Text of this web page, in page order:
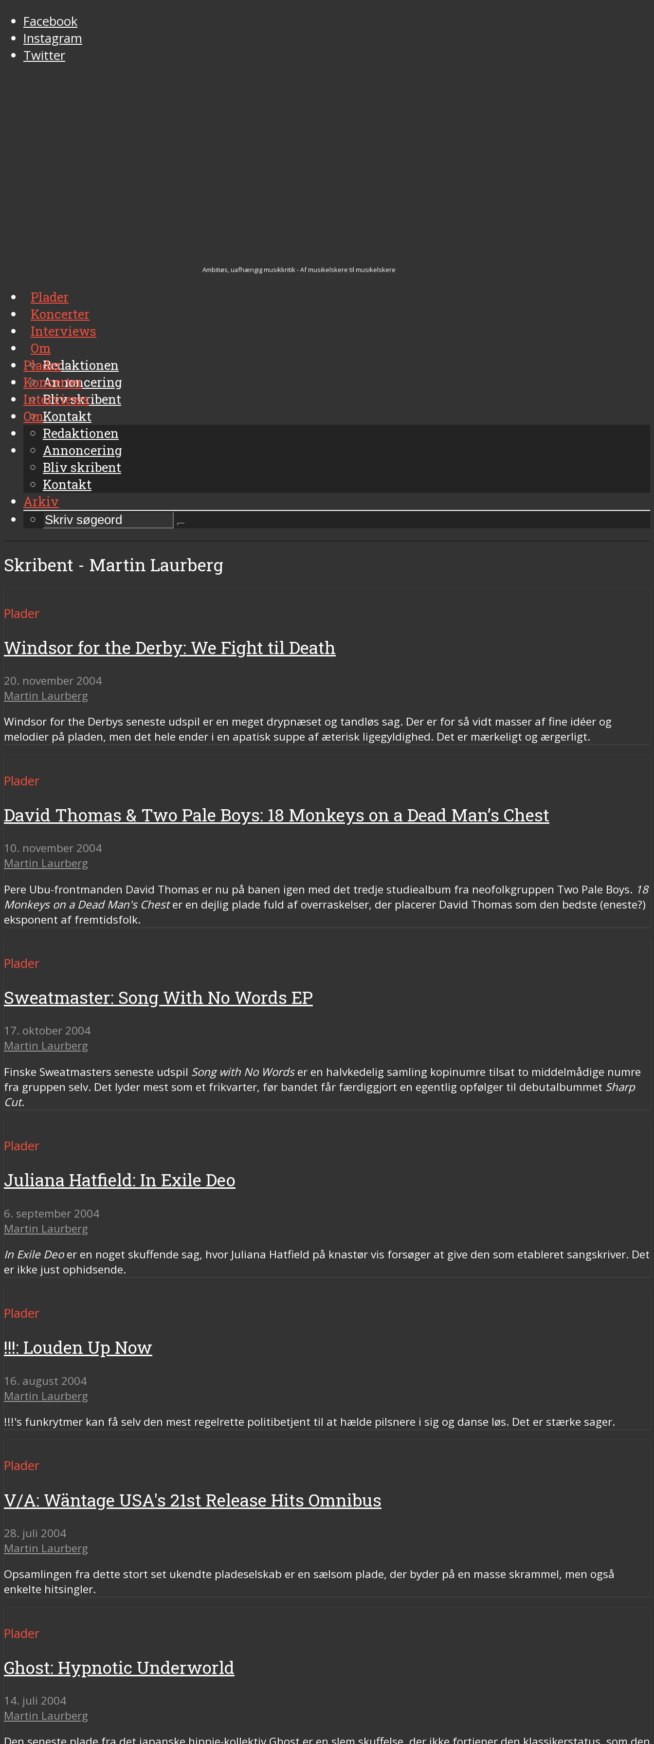
Facebook
Instagram
Twitter
Ambitiøs, uafhængig musikkritik - Af musikelskere til musikelskere
Plader
Koncerter
Interviews
Om
Redaktionen
Annoncering
Bliv skribent
Kontakt
Arkiv
Plader
Koncerter
Interviews
Om
Redaktionen
Annoncering
Bliv skribent
Kontakt
Arkiv
Skribent - Martin Laurberg
Plader
Windsor for the Derby: We Fight til Death
20. november 2004
Martin Laurberg
Windsor for the Derbys seneste udspil er en meget drypnæset og tandløs sag. Der er for så vidt masser af fine idéer og
melodier på pladen, men det hele ender i en apatisk suppe af æterisk ligegyldighed. Det er mærkeligt og ærgerligt.
Plader
David Thomas & Two Pale Boys: 18 Monkeys on a Dead Man’s Chest
10. november 2004
Martin Laurberg
Pere Ubu-frontmanden David Thomas er nu på banen igen med det tredje studiealbum fra neofolkgruppen Two Pale Boys. 18
Monkeys on a Dead Man's Chester en dejlig plade fuld af overraskelser, der placerer David Thomas som den bedste (eneste?)
eksponent af fremtidsfolk.
Plader
Sweatmaster: Song With No Words EP
17. oktober 2004
Martin Laurberg
Finske Sweatmasters seneste udspil Song with No Wordser en halvkedelig samling kopinumre tilsat to middelmådige numre
fra gruppen selv. Det lyder mest som et frikvarter, før bandet får færdiggjort en egentlig opfølger til debutalbummet Sharp
Cut.
Plader
Juliana Hatfield: In Exile Deo
6. september 2004
Martin Laurberg
In Exile Deoer en noget skuffende sag, hvor Juliana Hatfield på knastør vis forsøger at give den som etableret sangskriver. Det
er ikke just ophidsende.
Plader
!!!: Louden Up Now
16. august 2004
Martin Laurberg
!!!'s funkrytmer kan få selv den mest regelrette politibetjent til at hælde pilsnere i sig og danse løs. Det er stærke sager.
Plader
V/A: Wäntage USA's 21st Release Hits Omnibus
28. juli 2004
Martin Laurberg
Opsamlingen fra dette stort set ukendte pladeselskab er en sælsom plade, der byder på en masse skrammel, men også
enkelte hitsingler.
Plader
Ghost: Hypnotic Underworld
14. juli 2004
Martin Laurberg